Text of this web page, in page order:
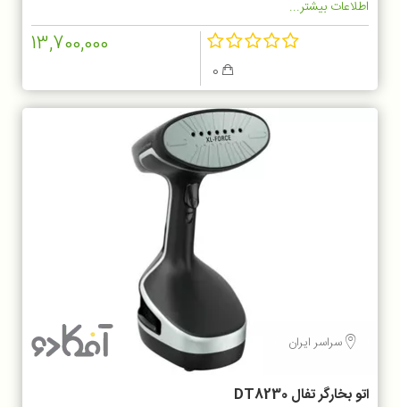
اطلاعات بیشتر...
0
13,700,000
سراسر ایران
اتو بخارگر تفال DT8230